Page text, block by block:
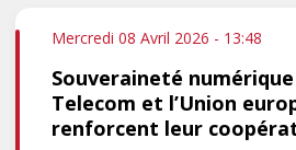
Mercredi 08 Avril 2026 - 13:48
Souveraineté
Telecom et l’Union
renforcent leur